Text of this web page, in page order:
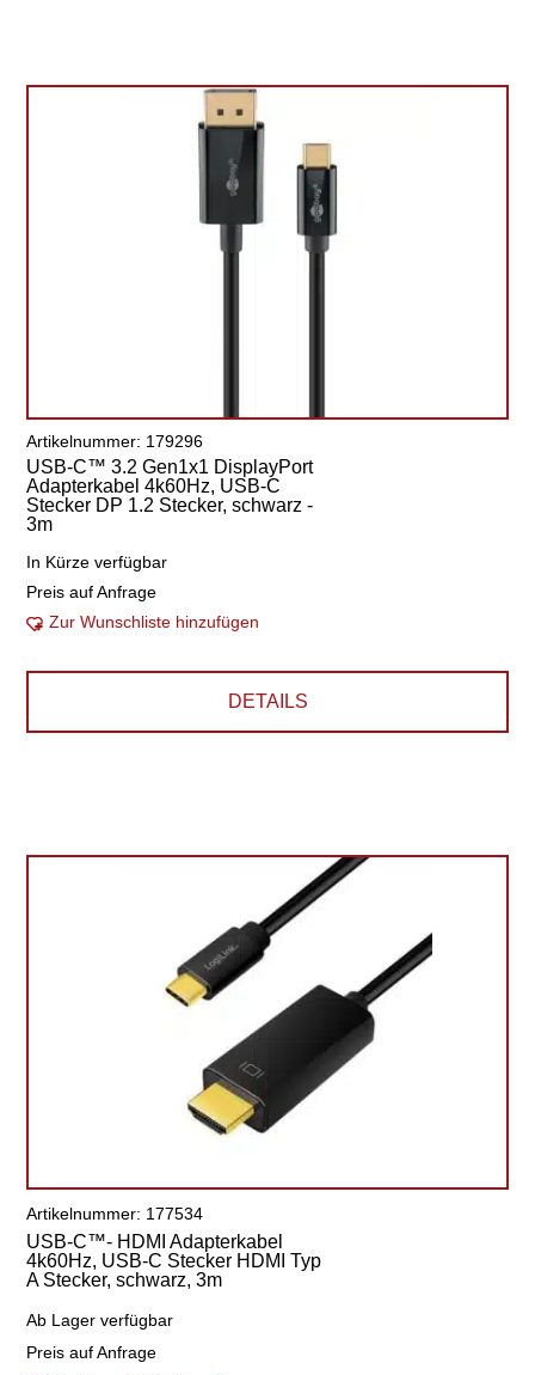
Artikelnummer: 179296
USB-C™ 3.2 Gen1x1 DisplayPort
Adapterkabel 4k60Hz, USB-C
Stecker DP 1.2 Stecker, schwarz -
3m
In Kürze verfügbar
Preis auf Anfrage
Zur Wunschliste hinzufügen
DETAILS
Artikelnummer: 177534
USB-C™- HDMI Adapterkabel
4k60Hz, USB-C Stecker HDMI Typ
A Stecker, schwarz, 3m
Ab Lager verfügbar
Preis auf Anfrage